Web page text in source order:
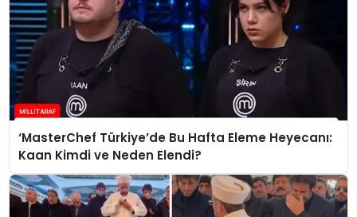
‘MasterChef Türkiye’de Bu Hafta Eleme Heyecanı:
Kaan Kimdi ve Neden Elendi?